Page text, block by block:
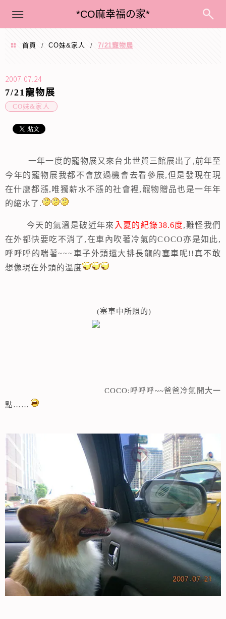
*CO麻幸福の家*
menu
首頁 / CO妹&家人 / 7/21寵物展
2007.07.24
7/21寵物展
CO妹&家人
一年一度的寵物展又來台北世貿三館展出了 ,前年至
今年的寵物展我都不會放過機會去看參展,但是發現在現
在什麼都漲, 唯獨薪水不漲的社會裡, 寵物贈品也是一年年
的縮水了 .
今天的氣溫是破近年來 入夏的紀錄38.6度,難怪我們
在外都快要吃不消了 ,在車內吹著冷氣的COCO亦 是如此,
呼呼呼的喘著~~~車子外頭還大排長龍的塞車呢!! 真不敢
想像現在外頭的溫度
(塞車中所照的)
COCO:呼呼呼~~爸爸冷氣開大一
點……